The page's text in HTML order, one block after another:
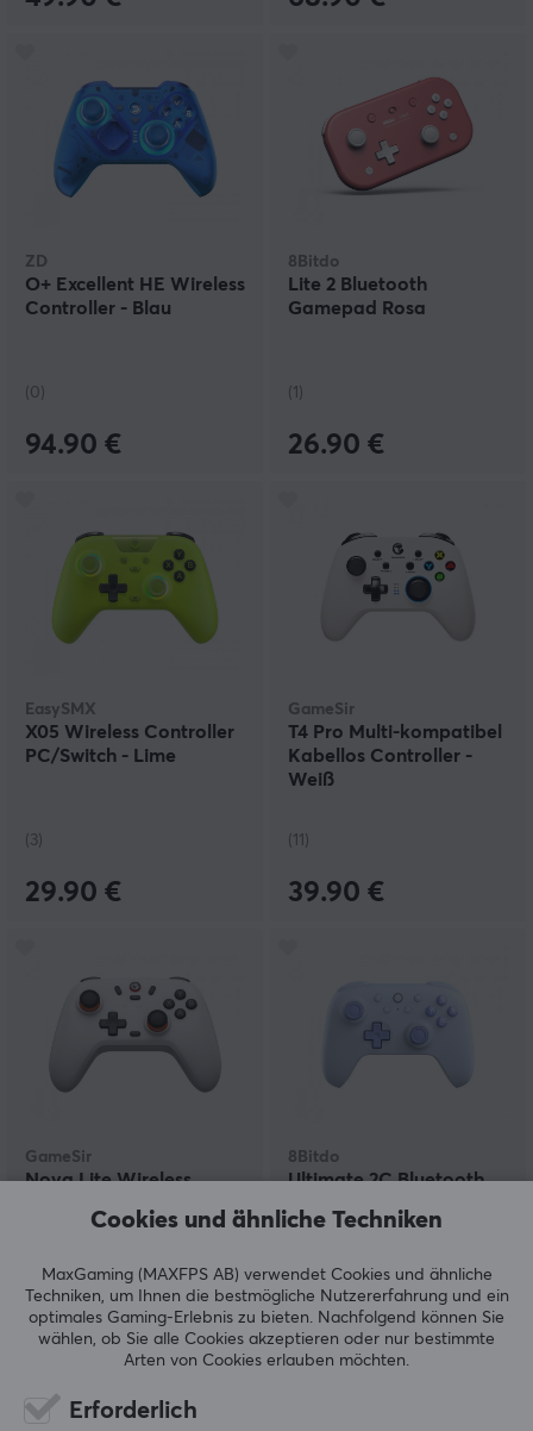
ZD
O+ Excellent HE Wireless
Controller - Blau
(0)
94.90 €
8Bitdo
Lite 2 Bluetooth
Gamepad Rosa
(1)
26.90 €
EasySMX
X05 Wireless Controller
PC/Switch - Lime
(3)
29.90 €
GameSir
T4 Pro Multi-kompatibel
Kabellos Controller -
Weiß
(11)
39.90 €
GameSir
Nova Lite Wireless
(37)
27.90 €
8Bitdo
Ultimate 2C Bluetooth
(1)
29.90 €
Cookies und ähnliche Techniken
MaxGaming (MAXFPS AB) verwendet Cookies und ähnliche
Techniken, um Ihnen die bestmögliche Nutzererfahrung und ein
optimales Gaming-Erlebnis zu bieten.
Nachfolgend können Sie
wählen, ob Sie alle Cookies akzeptieren oder nur bestimmte
Arten von Cookies erlauben möchten.
Erforderlich